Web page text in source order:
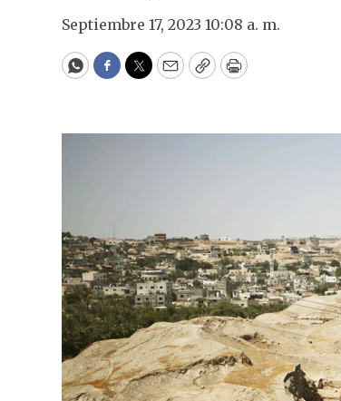
Septiembre 17, 2023 10:08 a. m.
WhatsApp
Facebook
Twitter
EmailCopyPrint